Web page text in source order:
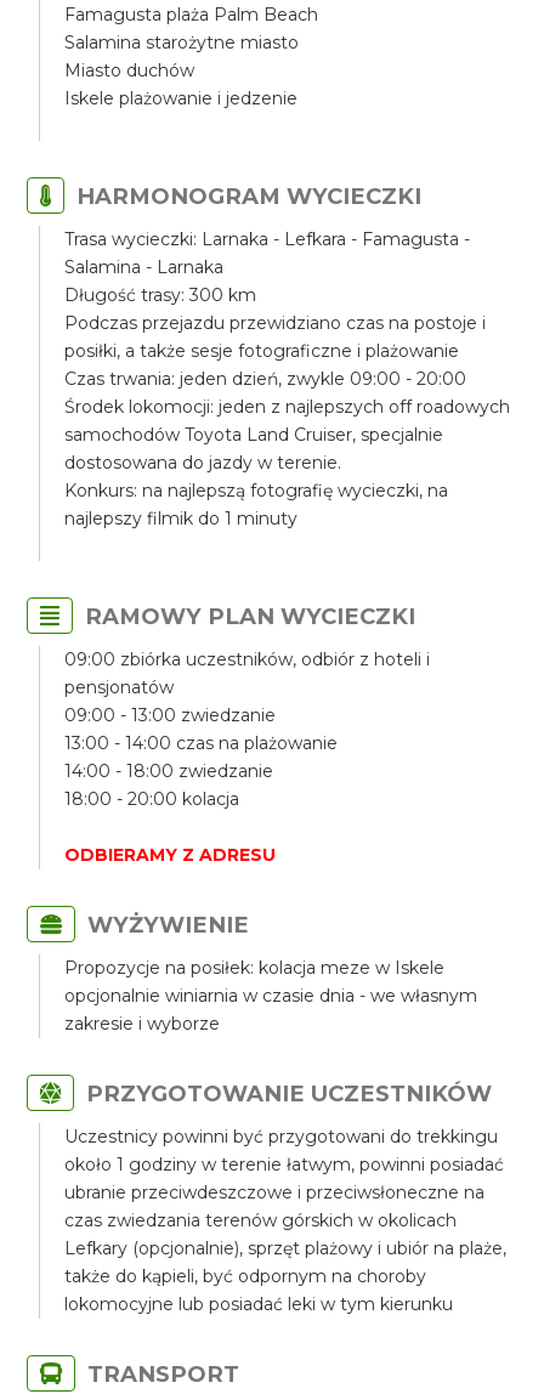
Famagusta plaża Palm Beach
Salamina starożytne miasto
Miasto duchów
Iskele plażowanie i jedzenie
HARMONOGRAM WYCIECZKI
Trasa wycieczki: Larnaka - Lefkara - Famagusta -
Salamina - Larnaka
Długość trasy: 300 km
Podczas przejazdu przewidziano czas na postoje i
posiłki, a także sesje fotograficzne i plażowanie
Czas trwania: jeden dzień, zwykle 09:00 - 20:00
Środek lokomocji: jeden z najlepszych off roadowych
samochodów Toyota Land Cruiser, specjalnie
dostosowana do jazdy w terenie.
Konkurs: na najlepszą fotografię wycieczki, na
najlepszy filmik do 1 minuty
RAMOWY PLAN WYCIECZKI
09:00 zbiórka uczestników, odbiór z hoteli i
pensjonatów
09:00 - 13:00 zwiedzanie
13:00 - 14:00 czas na plażowanie
14:00 - 18:00 zwiedzanie
18:00 - 20:00 kolacja
ODBIERAMY Z ADRESU
WYŻYWIENIE
Propozycje na posiłek: kolacja meze w Iskele
opcjonalnie winiarnia w czasie dnia - we własnym
zakresie i wyborze
PRZYGOTOWANIE UCZESTNIKÓW
Uczestnicy powinni być przygotowani do trekkingu
około 1 godziny w terenie łatwym, powinni posiadać
ubranie przeciwdeszczowe i przeciwsłoneczne na
czas zwiedzania terenów górskich w okolicach
Lefkary (opcjonalnie), sprzęt plażowy i ubiór na plaże,
także do kąpieli, być odpornym na choroby
lokomocyjne lub posiadać leki w tym kierunku
TRANSPORT